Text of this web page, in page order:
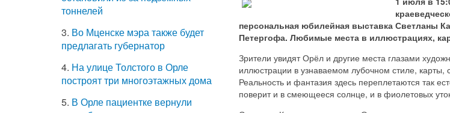
персональная юбилейная выставка Светланы
Петергофа. Любимые места в иллюстрациях,
Зрители увидят Орёл и другие места глазами
иллюстрации в узнаваемом лубочном стиле,
Реальность и фантазия здесь переплетаются так
поверит и в смеющееся солнце, и в фиолетовых
тоннелей
3. Во Мценске мэра также будет
предлагать губернатор
4. На улице Толстого в Орле
построят три многоэтажных дома
5. В Орле пациентке вернули